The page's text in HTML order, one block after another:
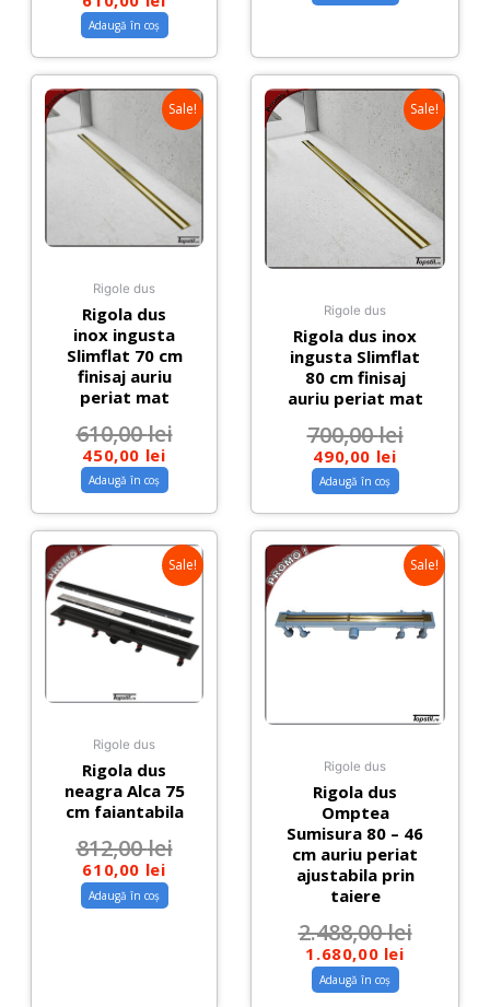
Adaugă în coș
Sale!
Rigole dus
Rigola dus
inox ingusta
Slimflat 70 cm
finisaj auriu
periat mat
610,00lei
450,00 lei
Adaugă în coș
Sale!
Rigole dus
Rigola dus inox
ingusta Slimflat
80 cm finisaj
auriu periat mat
700,00lei
490,00 lei
Adaugă în coș
Sale!
Rigole dus
Rigola dus
neagra Alca 75
cm faiantabila
812,00lei
610,00 lei
Adaugă în coș
Sale!
Rigole dus
Rigola dus
Omptea
Sumisura 80 – 46
cm auriu periat
ajustabila prin
taiere
2.488,00lei
1.680,00 lei
Adaugă în coș